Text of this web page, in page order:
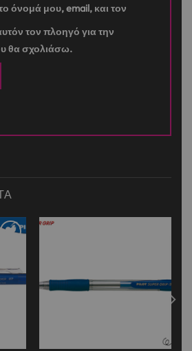
όνομά μου, email, και τον
τον πλοηγό για την
θα σχολιάσω.